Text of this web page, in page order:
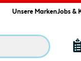
Unsere MarkenJobs &